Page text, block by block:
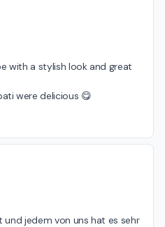
with a stylish look and great
were delicious 😋
jedem von uns hat es sehr